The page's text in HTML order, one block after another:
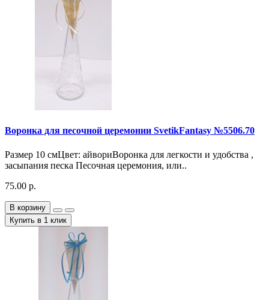
Воронка для песочной церемонии SvetikFantasy №5506.70
Размер 10 смЦвет: айвориВоронка для легкости и удобства ,
засыпания песка Песочная церемония, или..
75.00 р.
В корзину
Купить в 1 клик